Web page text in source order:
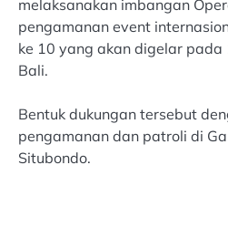
melaksanakan imbangan
pengamanan event
ke 10 yang akan digelar pada
Bali.
Bentuk dukungan tersebut
pengamanan dan patroli di
Situbondo.